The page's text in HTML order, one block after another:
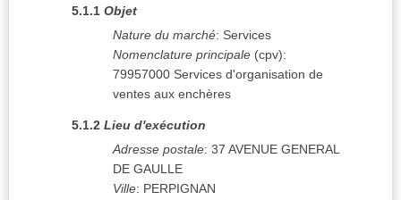
5.1.1 Objet
Nature du marché: Services
Nomenclature principale (cpv):
79957000 Services d'organisation de
ventes aux enchères
5.1.2 Lieu d'exécution
Adresse postale: 37 AVENUE GENERAL
DE GAULLE
Ville: PERPIGNAN